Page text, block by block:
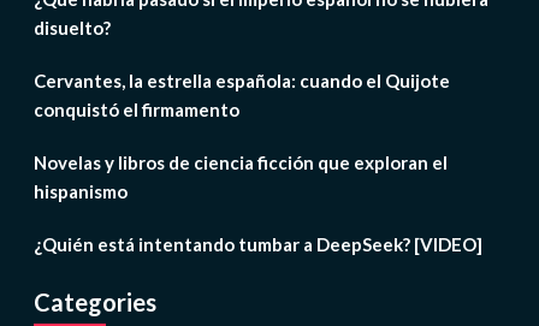
disuelto?
Cervantes, la estrella española: cuando el Quijote
conquistó el firmamento
Novelas y libros de ciencia ficción que exploran el
hispanismo
¿Quién está intentando tumbar a DeepSeek? [VIDEO]
Categories